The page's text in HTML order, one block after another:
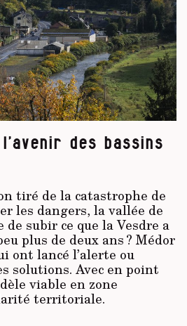
des bassins
tiré de la catastrophe de
les dangers, la vallée de
subir ce que la Vesdre a
plus de deux ans ? Médor
ont lancé l’alerte ou
solutions. Avec en point
viable en zone
territoriale.